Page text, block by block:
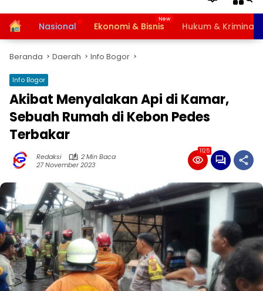
HomeNasional Ekonomi & Bisnis Hukum & Kriminal
Beranda Daerah Info Bogor
Info Bogor
Akibat Menyalakan Api di Kamar,
Sebuah Rumah di Kebon Pedes
Terbakar
Redaksi
2 Min Baca
27 November 2023
1125